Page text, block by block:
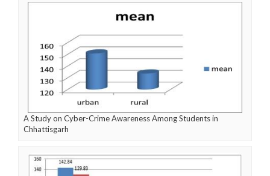
A Study on Cyber-Crime Awareness Among Students in
Chhattisgarh